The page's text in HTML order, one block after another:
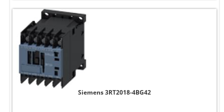
Siemens 3RT2018-4BG42